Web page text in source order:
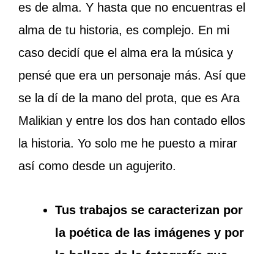
es de alma. Y hasta que no encuentras el
alma de tu historia, es complejo. En mi
caso decidí que el alma era la música y
pensé que era un personaje más. Así que
se la dí de la mano del prota, que es Ara
Malikian y entre los dos han contado ellos
la historia. Yo solo me he puesto a mirar
así como desde un agujerito.
Tus trabajos se caracterizan por
la poética de las imágenes y por